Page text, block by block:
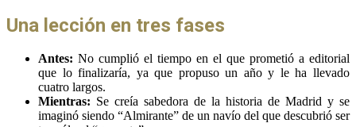
Una lección en tres fases
Antes: No cumplió el tiempo en el que prometió a editorial
que lo finalizaría, ya que propuso un año y le ha llevado
cuatro largos.
Mientras: Se creía sabedora de la historia de Madrid y se
imaginó siendo “Almirante” de un navío del que descubrió ser